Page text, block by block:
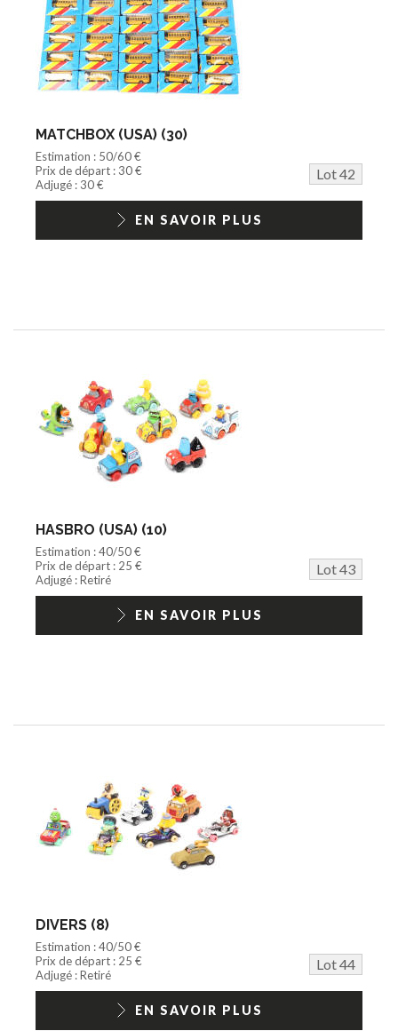
MATCHBOX (USA) (30)
Estimation : 50/60 €
Prix de départ : 30 €
Lot 42
Adjugé : 30 €
EN SAVOIR PLUS
HASBRO (USA) (10)
Estimation : 40/50 €
Prix de départ : 25 €
Lot 43
Adjugé : Retiré
EN SAVOIR PLUS
DIVERS (8)
Estimation : 40/50 €
Prix de départ : 25 €
Lot 44
Adjugé : Retiré
EN SAVOIR PLUS